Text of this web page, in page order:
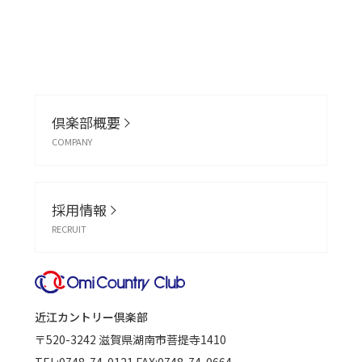
倶楽部概要
COMPANY
採用情報
RECRUIT
近江カントリー倶楽部
〒520-3242 滋賀県湖南市菩提寺1410